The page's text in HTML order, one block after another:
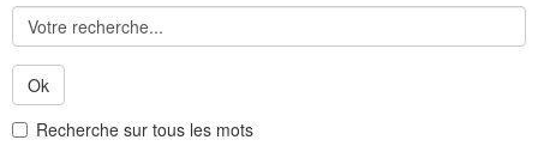
Ok
Recherche sur tous les mots